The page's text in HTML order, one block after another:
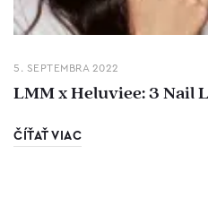
5. SEPTEMBRA 2022
LMM x Heluviee: 3 Nail
ČÍŤAŤ VIAC